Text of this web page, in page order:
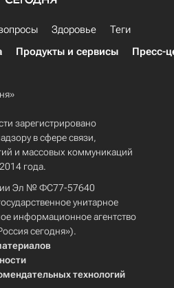
Здоровье
Теги
Продукты и сервисы Пресс-
зарегистрировано
в сфере связи,
и массовых коммуникаций
года.
Эл № ФС77-57640
унитарное
информационное агентство
сегодня»).
технологий